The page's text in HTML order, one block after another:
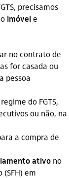
precisamos
imóvele
no contrato de
for casada ou
pessoa
do FGTS,
ou não, na
a compra de
ativo no
em